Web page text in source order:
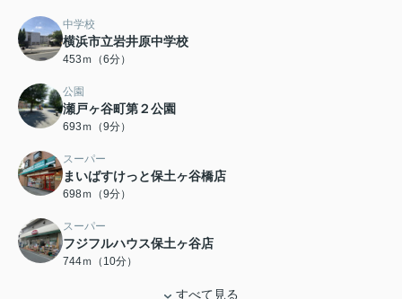
中学校
横浜市立岩井原中学校
453ｍ（6分）
公園
瀬戸ヶ谷町第２公園
693ｍ（9分）
スーパー
まいばすけっと保土ヶ谷橋店
698ｍ（9分）
スーパー
フジフルハウス保土ヶ谷店
744ｍ（10分）
すべて見る